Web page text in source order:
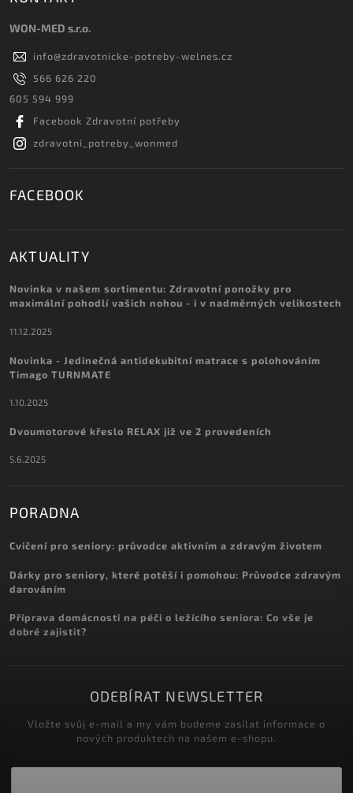
WON-MED s.r.o.
info@zdravotnicke-potreby-welnes.cz
566 626 220
605 594 999
Facebook Zdravotní potřeby
zdravotni_potreby_wonmed
FACEBOOK
AKTUALITY
Novinka v našem sortimentu: Zdravotní ponožky pro
maximální pohodlí vašich nohou - i v nadměrných velikostech
11.12.2025
Novinka - Jedinečná antidekubitní matrace s polohováním
Timago TURNMATE
1.10.2025
Dvoumotorové křeslo RELAX již ve 2 provedeních
5.6.2025
PORADNA
Cvičení pro seniory: průvodce aktivním a zdravým životem
Dárky pro seniory, které potěší i pomohou: Průvodce zdravým
darováním
Příprava domácnosti na péči o ležícího seniora: Co vše je
dobré zajistit?
ODEBÍRAT NEWSLETTER
Vložte svůj e-mail a my vám budeme zasílat informace o
nových produktech na našem e-shopu.